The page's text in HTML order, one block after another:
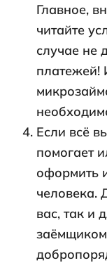
Главное,
читайте
случае не
платежей!
Если всё
помогает
оформить
человека.
вас, так и
заёмщиком